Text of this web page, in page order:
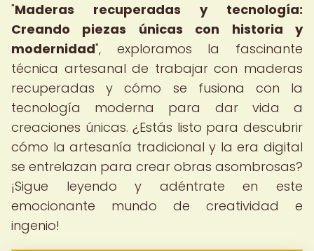
"Maderas recuperadas y tecnología:
Creando piezas únicas con historia y
modernidad", exploramos la fascinante
técnica artesanal de trabajar con maderas
recuperadas y cómo se fusiona con la
tecnología moderna para dar vida a
creaciones únicas. ¿Estás listo para descubrir
cómo la artesanía tradicional y la era digital
se entrelazan para crear obras asombrosas?
¡Sigue leyendo y adéntrate en este
emocionante mundo de creatividad e
ingenio!